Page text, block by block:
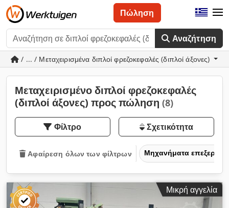
Αναζήτηση
Πώληση
/ ... / Μεταχειρισμένα διπλοί φρεζοκεφαλές (διπλοί άξονες)
Μεταχειρισμένο διπλοί φρεζοκεφαλές
(διπλοί άξονες) προς πώληση (8)
Φίλτρο Σχετικότητα
Αφαίρεση όλων των φίλτρων Μηχανήματα
Μικρή αγγελία